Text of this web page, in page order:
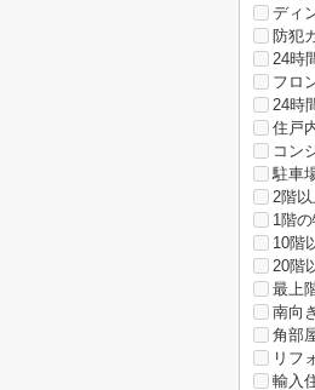
ディ
防犯
24時
フロ
24時
住戸
コン
駐車
2階
1階
10階
20階
最上
南向き
角部
リフ
輸入